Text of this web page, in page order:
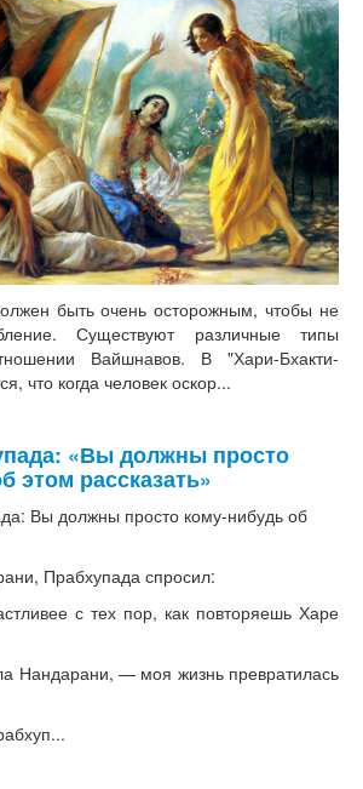
быть очень осторожным, чтобы не
Существуют различные типы
Вайшнавов. В "Хари-Бхакти-
что когда человек оскор...
«Вы должны просто
этом рассказать»
Прабхупада спросил:
с тех пор, как повторяешь Харе
Нандарани, — моя жизнь превратилась